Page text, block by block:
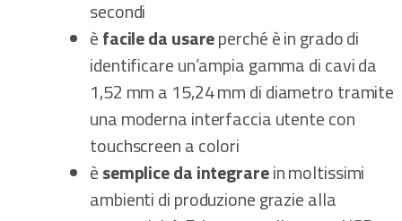
secondi
èfacile da usareperché è in grado di
identificare un’ampia gamma di cavi da
1,52 mm a 15,24 mm di diametro tramite
una moderna interfaccia utente con
touchscreen a colori
èsemplice da integrarein moltissimi
ambienti di produzione grazie alla